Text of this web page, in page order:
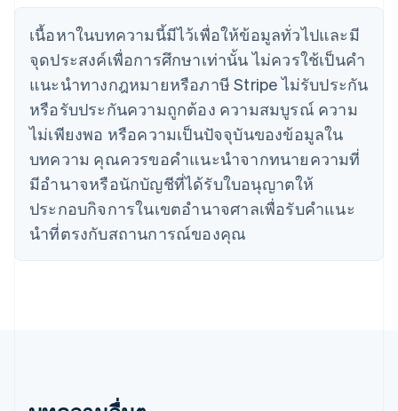
เนื้อหาในบทความนี้มีไว้เพื่อให้ข้อมูลทั่วไปและมี
จุดประสงค์เพื่อการศึกษาเท่านั้น ไม่ควรใช้เป็นคํา
แนะนําทางกฎหมายหรือภาษี Stripe ไม่รับประกัน
หรือรับประกันความถูกต้อง ความสมบูรณ์ ความ
ไม่เพียงพอ หรือความเป็นปัจจุบันของข้อมูลใน
บทความ คุณควรขอคําแนะนําจากทนายความที่
มีอํานาจหรือนักบัญชีที่ได้รับใบอนุญาตให้
ประกอบกิจการในเขตอํานาจศาลเพื่อรับคําแนะ
นําที่ตรงกับสถานการณ์ของคุณ
ไซปรัส
English
ญี่ปุ่น
日本語English
เดนมาร์ก
ไทย
ไทย English
นอร์เวย์
English
นิวซีแลนด์
English
เนเธอร์แลนด์
NederlandsEnglish
บราซิล